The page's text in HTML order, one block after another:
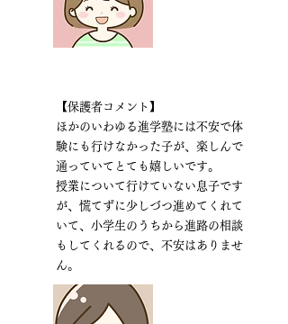
【保護者コメント】
ほかのいわゆる進学塾には不安で体
験にも行けなかった子が、楽しんで
通っていてとても嬉しいです。
授業について行けていない息子です
が、慌てずに少しづつ進めてくれて
いて、小学生のうちから進路の相談
もしてくれるので、不安はありませ
ん。